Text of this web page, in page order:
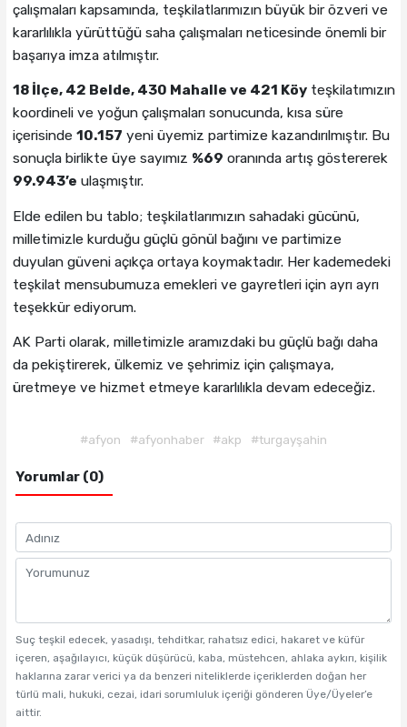
çalışmaları kapsamında, teşkilatlarımızın büyük bir özveri ve
kararlılıkla yürüttüğü saha çalışmaları neticesinde önemli bir
başarıya imza atılmıştır.
18 İlçe, 42 Belde, 430 Mahalle ve 421 Köyteşkilatımızın
koordineli ve yoğun çalışmaları sonucunda, kısa süre
içerisinde 10.157 yeni üyemiz partimize kazandırılmıştır. Bu
sonuçla birlikte üye sayımız %69 oranında artış göstererek
99.943’e ulaşmıştır.
Elde edilen bu tablo; teşkilatlarımızın sahadaki gücünü,
milletimizle kurduğu güçlü gönül bağını ve partimize
duyulan güveni açıkça ortaya koymaktadır. Her kademedeki
teşkilat mensubumuza emekleri ve gayretleri için ayrı ayrı
teşekkür ediyorum.
AK Parti olarak, milletimizle aramızdaki bu güçlü bağı daha
da pekiştirerek, ülkemiz ve şehrimiz için çalışmaya,
üretmeye ve hizmet etmeye kararlılıkla devam edeceğiz.
#afyon #afyonhaber #akp #turgayşahin
Yorumlar (0)
Suç teşkil edecek, yasadışı, tehditkar, rahatsız edici, hakaret ve küfür
içeren, aşağılayıcı, küçük düşürücü, kaba, müstehcen, ahlaka aykırı, kişilik
haklarına zarar verici ya da benzeri niteliklerde içeriklerden doğan her
türlü mali, hukuki, cezai, idari sorumluluk içeriği gönderen Üye/Üyeler’e
aittir.